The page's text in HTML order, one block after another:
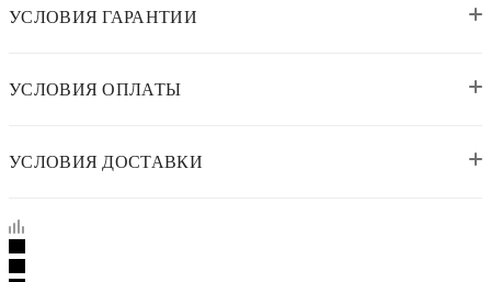
УСЛОВИЯ ГАРАНТИИ
УСЛОВИЯ ОПЛАТЫ
УСЛОВИЯ ДОСТАВКИ